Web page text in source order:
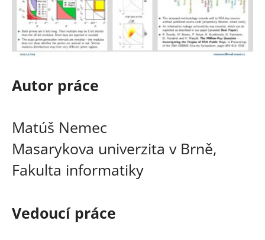
Autor práce
Matúš Nemec
Masarykova univerzita v Brně,
Fakulta informatiky
Vedoucí práce